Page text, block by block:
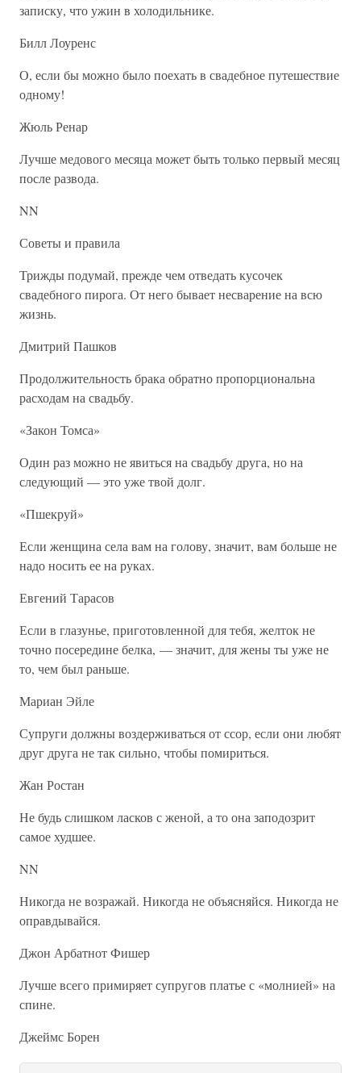
записку, что ужин в холодильнике.
Билл Лоуренс
О, если бы можно было поехать в свадебное путешествие
одному!
Жюль Ренар
Лучше медового месяца может быть только первый месяц
после развода.
NN
Советы и правила
Трижды подумай, прежде чем отведать кусочек
свадебного пирога. От него бывает несварение на всю
жизнь.
Дмитрий Пашков
Продолжительность брака обратно пропорциональна
расходам на свадьбу.
«Закон Томса»
Один раз можно не явиться на свадьбу друга, но на
следующий — это уже твой долг.
«Пшекруй»
Если женщина села вам на голову, значит, вам больше не
надо носить ее на руках.
Евгений Тарасов
Если в глазунье, приготовленной для тебя, желток не
точно посередине белка, — значит, для жены ты уже не
то, чем был раньше.
Мариан Эйле
Супруги должны воздерживаться от ссор, если они любят
друг друга не так сильно, чтобы помириться.
Жан Ростан
Не будь слишком ласков с женой, а то она заподозрит
самое худшее.
NN
Никогда не возражай. Никогда не объясняйся. Никогда не
оправдывайся.
Джон Арбатнот Фишер
Лучше всего примиряет супругов платье с «молнией» на
спине.
Джеймс Борен